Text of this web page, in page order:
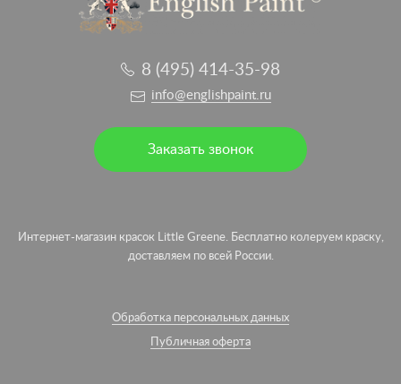
8 (495) 414-35-98
info@englishpaint.ru
Заказать звонок
Интернет-магазин красок Little Greene. Бесплатно колеруем краску,
доставляем по всей России.
Обработка персональных данных
Публичная оферта